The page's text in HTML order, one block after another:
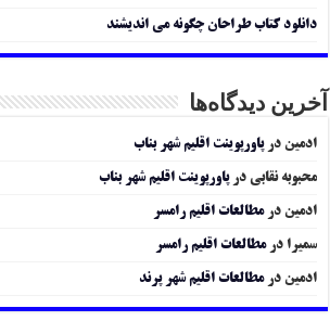
دانلود کتاب طراحان چگونه می اندیشند
آخرین دیدگاه‌ها
ادمین درپاورپوینت اقلیم شهر بناب
محبوبه نقابی درپاورپوینت اقلیم شهر بناب
ادمین درمطالعات اقلیم رامسر
سمیرا درمطالعات اقلیم رامسر
ادمین درمطالعات اقلیم شهر پرند